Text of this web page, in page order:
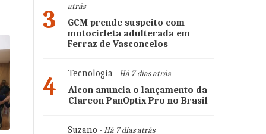
3
atrás
GCM prende suspeito com
motocicleta adulterada em
Ferraz de Vasconcelos
4 Tecnologia - Há 7 dias atrás
Alcon anuncia o lançamento da
Clareon PanOptix Pro no Brasil
Suzano - Há 7 dias atrás